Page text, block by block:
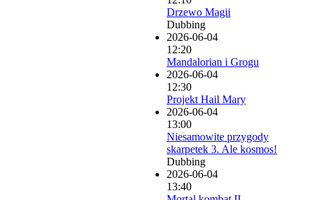
Drzewo Magii
Dubbing
2026-06-04
12:20
Mandalorian i Grogu
2026-06-04
12:30
Projekt Hail Mary
2026-06-04
13:00
Niesamowite przygody
skarpetek 3. Ale kosmos!
Dubbing
2026-06-04
13:40